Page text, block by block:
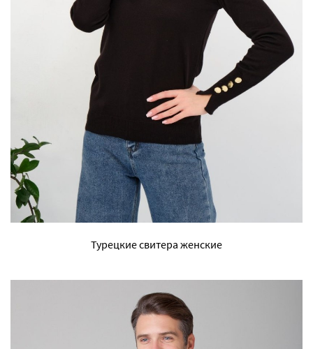
Турецкие свитера женские